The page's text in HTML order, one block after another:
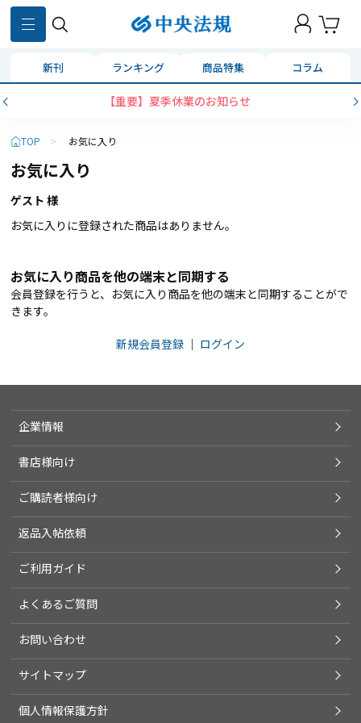
新刊 ランキング 商品特集 コラム
【重要】夏季休業のお知らせ
TOP > お気に入り
お気に入り
ゲスト 様
お気に入りに登録された商品はありません。
お気に入り商品を他の端末と同期する
会員登録を行うと、お気に入り商品を他の端末と同期することがで
きます。
新規会員登録 ｜ ログイン
企業情報
書店様向け
ご購読者様向け
返品入帖依頼
ご利用ガイド
よくあるご質問
お問い合わせ
サイトマップ
個人情報保護方針